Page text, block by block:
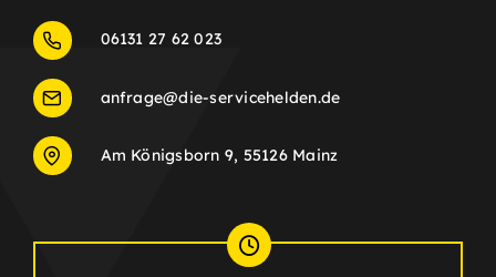
06131 27 62 023
anfrage@die-servicehelden.de
Am Königsborn 9, 55126 Mainz